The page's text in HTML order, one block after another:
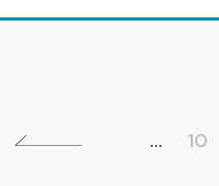
« ... 10